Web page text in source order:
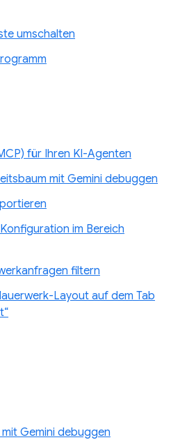
umschalten
für Ihren KI-Agenten
mit Gemini debuggen
im Bereich
filtern
Layout auf dem Tab
Gemini debuggen